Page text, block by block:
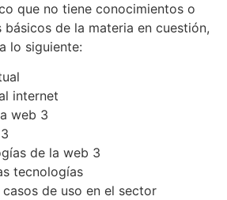
que no tiene conocimientos o
de la materia en cuestión,
lo siguiente:
internet
web 3
de la web 3
tecnologías
de uso en el sector